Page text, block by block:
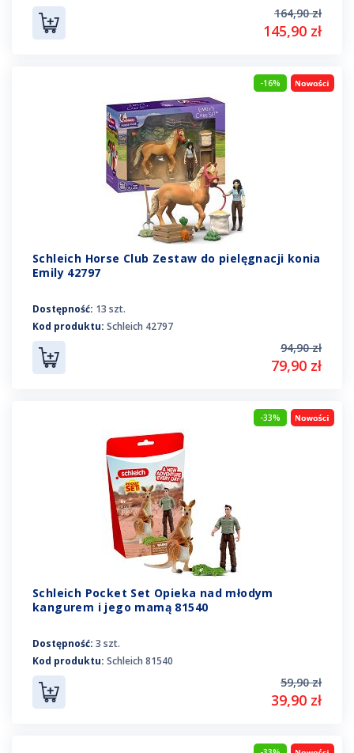
164,90 zł
145,90 zł
-16%
Schleich Horse Club Zestaw do pielęgnacji konia
Emily 42797
Dostępność: 13 szt.
Kod produktu: Schleich 42797
94,90 zł
79,90 zł
-33%
Schleich Pocket Set Opieka nad młodym
kangurem i jego mamą 81540
Dostępność: 3 szt.
Kod produktu: Schleich 81540
59,90 zł
39,90 zł